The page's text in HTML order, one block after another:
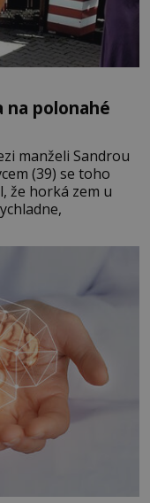
na polonahé
manželi Sandrou
(39) se toho
že horká zem u